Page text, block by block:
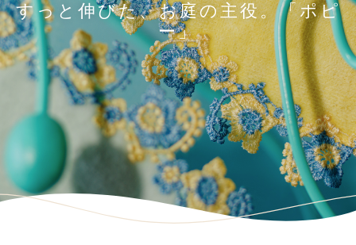
すっと伸びた、お庭の主役。「ポピ
ー」